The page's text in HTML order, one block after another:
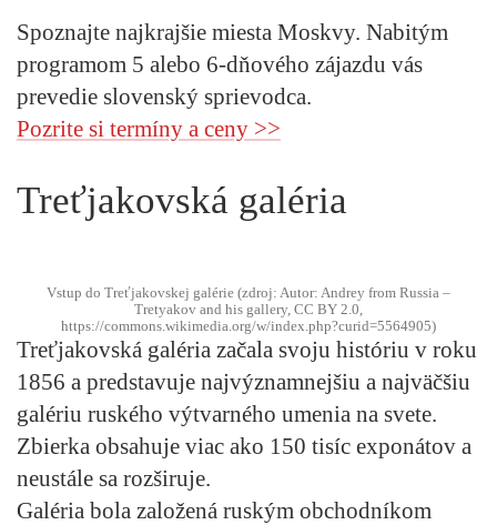
Spoznajte najkrajšie miesta Moskvy. Nabitým
programom 5 alebo 6-dňového zájazdu vás
prevedie slovenský sprievodca.
Pozrite si termíny a ceny >>
Treťjakovská galéria
Vstup do Treťjakovskej galérie (zdroj: Autor: Andrey from Russia –
Tretyakov and his gallery, CC BY 2.0,
https://commons.wikimedia.org/w/index.php?curid=5564905)
Treťjakovská galéria začala svoju históriu v roku
1856 a predstavuje najvýznamnejšiu a najväčšiu
galériu ruského výtvarného umenia na svete.
Zbierka obsahuje viac ako 150 tisíc exponátov a
neustále sa rozširuje.
Galéria bola založená ruským obchodníkom